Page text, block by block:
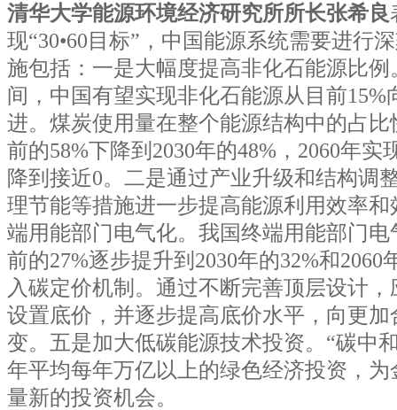
清华大学能源环境经济研究所所长张希良
现“30•60目标”，中国能源系统需要进行
施包括：一是大幅度提高非化石能源比例
间，中国有望实现非化石能源从目前15%
进。煤炭使用量在整个能源结构中的占
前的58%下降到2030年的48%，2060年实
降到接近0。二是通过产业升级和结构调
理节能等措施进一步提高能源利用效率
端用能部门电气化。我国终端用能部门
前的27%逐步提升到2030年的32%和2060
入碳定价机制。通过不断完善顶层设计
设置底价，并逐步提高底价水平，向更
变。五是加大低碳能源技术投资。“碳中
年平均每年万亿以上的绿色经济投资，
量新的投资机会。